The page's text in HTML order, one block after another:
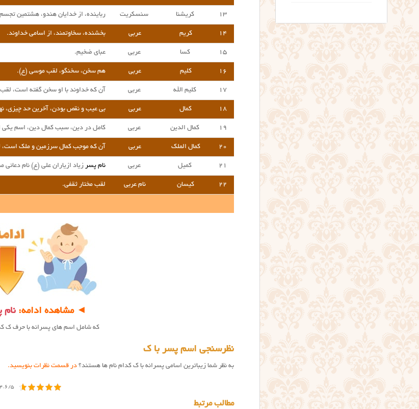
۱۳ کریشنا سنسکریت رباینده، از خدایان هندو، هشتمین
۱۴ کریم عربی بخشنده، سخاوتمند، از اسامی خداوند.
۱۵ کسا عربی عبای ضخیم.
۱۶ کلیم عربی هم سخن، سخنگو، لقب موسی (ع).
۱۷ کلیم الله عربی آن که خداوند با او سخن گفته است،
۱۸ کمال عربی بی عیب و نقص بودن، آخرین حد چیزی،
۱۹ کمال الدین عربی کامل در دین، سبب کمال دین، اسم یکی
۲۰ کمال الملک عربی آن که موجب کمال سرزمین و ملک است،
۲۱ کمیل عربی نام پسر زیاد ازیاران علی (ع) نام
۲۲ کیسان نام عربی لقب مختار ثقفی.
◄ مشاهده ادامه:
که شامل اسم های پسرانه با حرف ک
نظرسنجی اسم پسر با ک
به نظر شما زیباترین اسامی پسرانه با ك کدام نام ها هستند؟ در قسمت نظرات بنویسید.
4.6/5 - (30 امتیاز)
مطالب مرتبط